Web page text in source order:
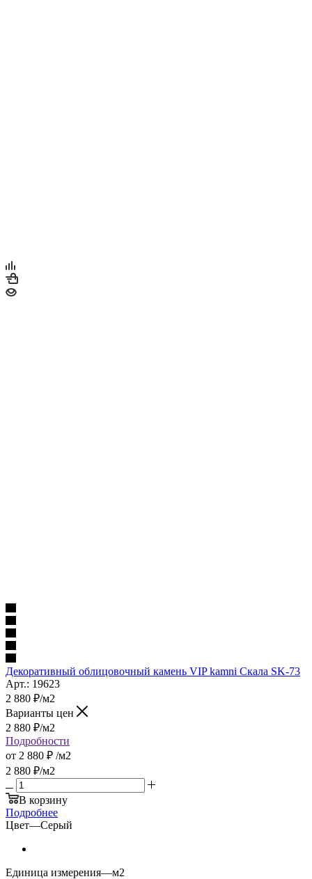
Декоративный облицовочный камень VIP kamni Скала SK-73
Арт.: 19623
2 880 ₽/м2
Варианты цен
2 880 ₽/м2
Подробности
от 2 880 ₽ /м2
2 880 ₽/м2
В корзину
Подробнее
Цвет—Серый
Единица измерения—м2